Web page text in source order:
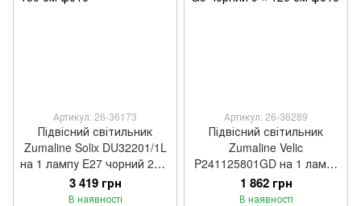
Артикул: 26-36173
Підвісний світильник
Zumaline Solix DU32201/1L
на 1 лампу E27 чорний 22 ×
150 см
3 419 грн
В наявності
Артикул: 26-36289
Підвісний світильник
Zumaline Velic
P241125801GD на 1 лампу
G9 чорний 9 × 120 см
1 862 грн
В наявності